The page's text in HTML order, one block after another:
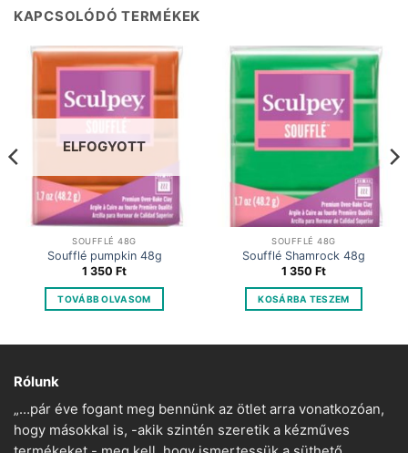
KAPCSOLÓDÓ TERMÉKEK
ELFOGYOTT
SOUFFLÉ 48G
Soufflé pumpkin 48g
1 350 Ft
TOVÁBB OLVASOM
SOUFFLÉ 48G
Soufflé Shamrock 48g
1 350 Ft
KOSÁRBA TESZEM
Rólunk
„…pár éve fogant meg bennünk az ötlet arra vonatkozóan,
hogy másokkal is, -akik szintén szeretik a kézműves